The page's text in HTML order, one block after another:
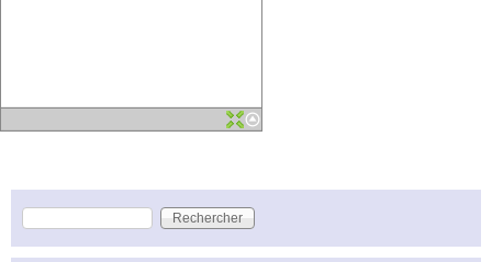
Formulaire de recherche
Rechercher